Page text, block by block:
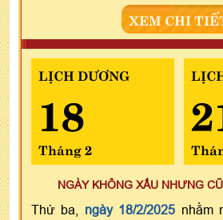
XEM CHI
LỊCH DƯƠNG
18
Tháng 2
NGÀY KHÔNG XẤU NHƯNG
Thứ ba, ngày 18/2/2025 nhằm